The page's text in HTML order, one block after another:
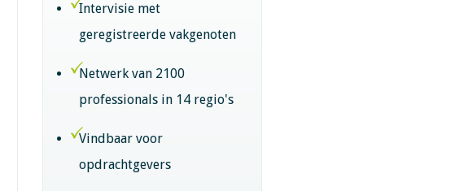
Intervisie met
geregistreerde vakgenoten
Netwerk van 2100
professionals in 14 regio's
Vindbaar voor
opdrachtgevers